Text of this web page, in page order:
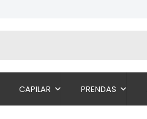
CAPILAR PRENDAS